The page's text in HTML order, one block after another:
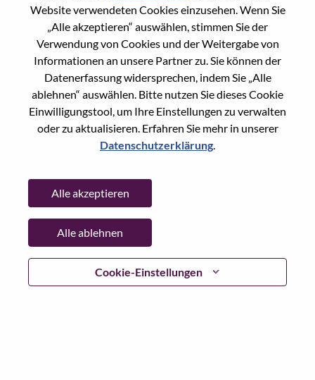
Website verwendeten Cookies einzusehen. Wenn Sie
„Alle akzeptieren“ auswählen, stimmen Sie der
Verwendung von Cookies und der Weitergabe von
Informationen an unsere Partner zu. Sie können der
Datenerfassung widersprechen, indem Sie „Alle
ablehnen“ auswählen. Bitte nutzen Sie dieses Cookie
Einwilligungstool, um Ihre Einstellungen zu verwalten
oder zu aktualisieren. Erfahren Sie mehr in unserer
Datenschutzerklärung.
Cookie-Einstellungen
Alle akzeptieren
Alle ablehnen
We will email you a link to reset your
password.
E-mail*
Continue
Go Back